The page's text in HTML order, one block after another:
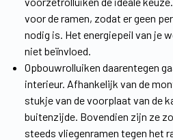
voor de ramen, zodat er geen
nodig is. Het energiepeil van je
niet beïnvloed.
Opbouwrolluiken daarentegen
interieur. Afhankelijk van de
stukje van de voorplaat van de
buitenzijde. Bovendien zijn ze
steeds vliegenramen tegen het